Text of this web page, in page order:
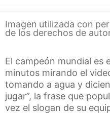
Imagen utilizada con
de los derechos de
El campeón mundial es
minutos mirando el
tomando a agua y
jugar”, la frase que
vez el slogan de su